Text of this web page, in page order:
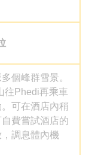
個峰群雪景。
往Phedi再乘車
可在酒店內稍
費嘗試酒店的
調息體內機